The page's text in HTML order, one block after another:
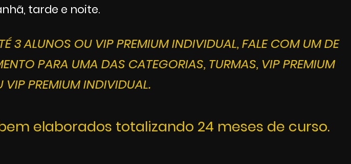
tarde e noite.
3 ALUNOS OU VIP PREMIUM INDIVIDUAL, FALE COM UM DE
PARA UMA DAS CATEGORIAS, TURMAS, VIP PREMIUM
VIP PREMIUM INDIVIDUAL.
elaborados totalizando 24 meses de curso.